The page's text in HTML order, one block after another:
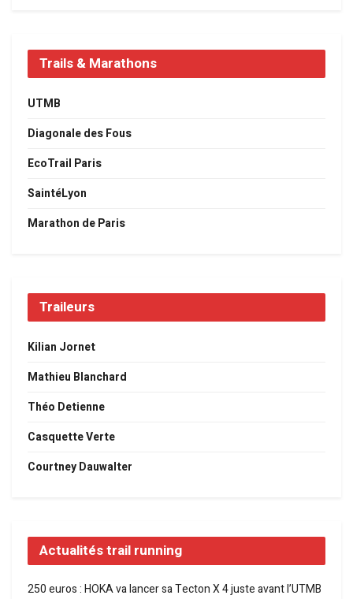
Trails & Marathons
UTMB
Diagonale des Fous
EcoTrail Paris
SaintéLyon
Marathon de Paris
Traileurs
Kilian Jornet
Mathieu Blanchard
Théo Detienne
Casquette Verte
Courtney Dauwalter
Actualités trail running
250 euros : HOKA va lancer sa Tecton X 4 juste avant l’UTMB